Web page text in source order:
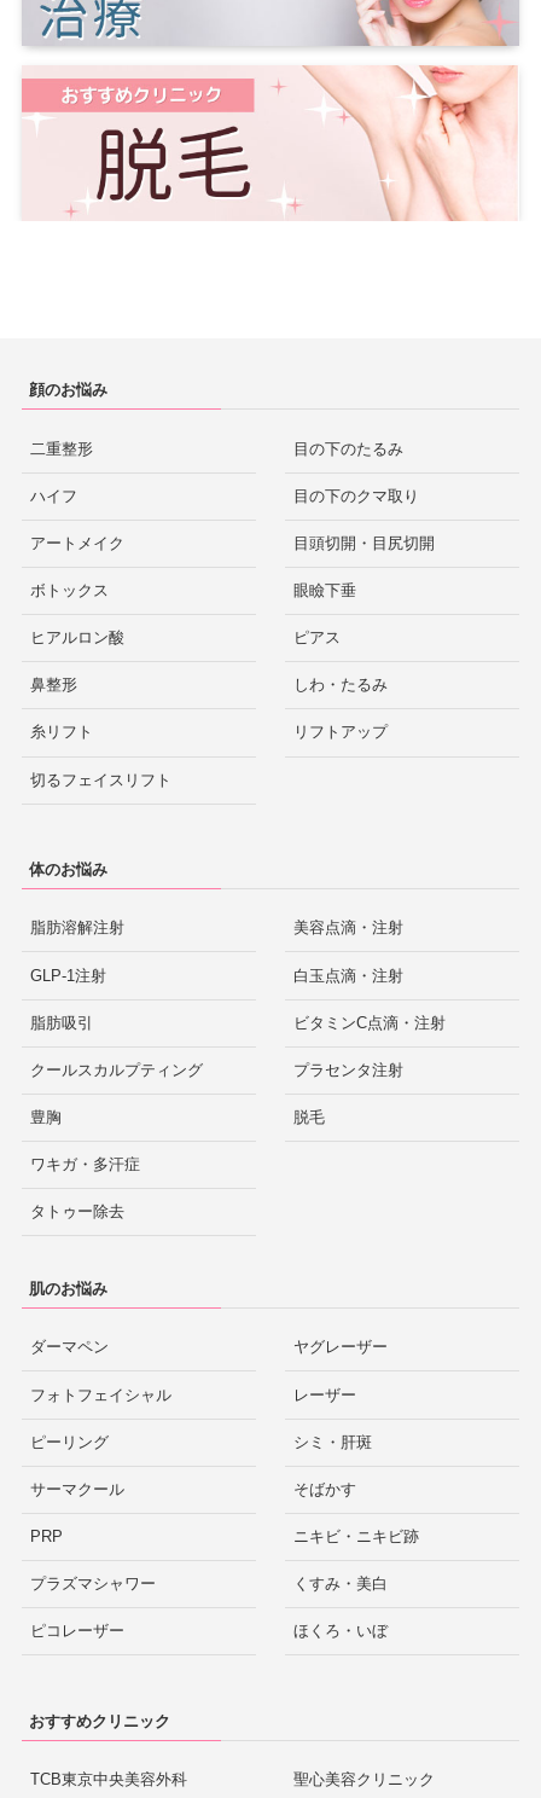
顔のお悩み
二重整形
ハイフ
アートメイク
ボトックス
ヒアルロン酸
鼻整形
糸リフト
切るフェイスリフト
目の下のたるみ
目の下のクマ取り
目頭切開・目尻切開
眼瞼下垂
ピアス
しわ・たるみ
リフトアップ
体のお悩み
脂肪溶解注射
GLP-1注射
脂肪吸引
クールスカルプティング
豊胸
ワキガ・多汗症
タトゥー除去
美容点滴・注射
白玉点滴・注射
ビタミンC点滴・注射
プラセンタ注射
脱毛
肌のお悩み
ダーマペン
フォトフェイシャル
ピーリング
サーマクール
PRP
プラズマシャワー
ピコレーザー
ヤグレーザー
レーザー
シミ・肝斑
そばかす
ニキビ・ニキビ跡
くすみ・美白
ほくろ・いぼ
おすすめクリニック
TCB東京中央美容外科 聖心美容クリニック